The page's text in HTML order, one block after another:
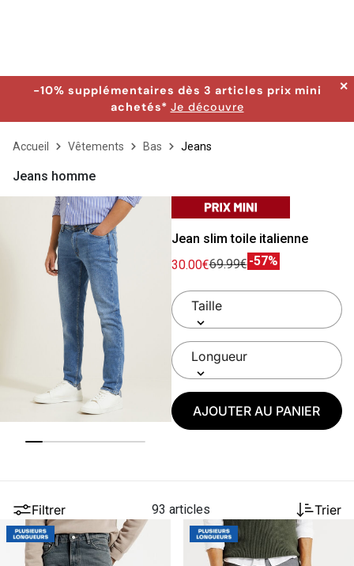
-10% supplémentaires dès 3 articles prix mini
achetés* Je découvre
✕
Accueil Vêtements Bas Jeans
Jeans homme
Jean slim toile italienne
30.00€69.99€-57%
AJOUTER AU PANIER
Filtrer 93 articles Trier